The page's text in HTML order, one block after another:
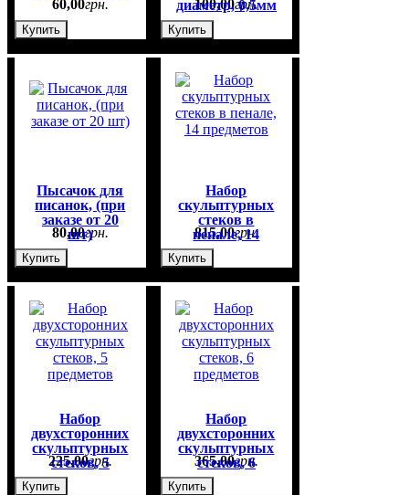
60,00грн.
Купить
диаметр, 0,5мм
100,00грн.
Купить
Пысачок для
писанок, (при
заказе от 20
шт)
80,00грн.
Купить
Набор
скульптурных
стеков в
пенале, 14
предметов
815,00грн.
Купить
Набор
двухсторонних
скульптурных
стеков, 5
предметов
225,00грн.
Купить
Набор
двухсторонних
скульптурных
стеков, 6
предметов
365,00грн.
Купить